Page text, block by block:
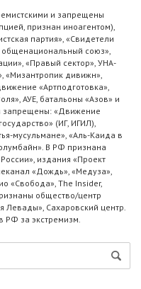
и запрещены
признан иноагентом),
партия», «Свидетели
союз»,
«Правый сектор», УНА-
«Мизантропик дивижн»,
«Артподготовка»,
АУЕ, батальоны «Азов» и
запрещены: «Движение
(ИГ, ИГИЛ),
мусульмане», «Аль-Каида в
В РФ признана
издания «Проект
«Дождь», «Медуза»,
«Свобода», The Insider,
общество/центр
Сахаровский центр.
РФ за экстремизм.